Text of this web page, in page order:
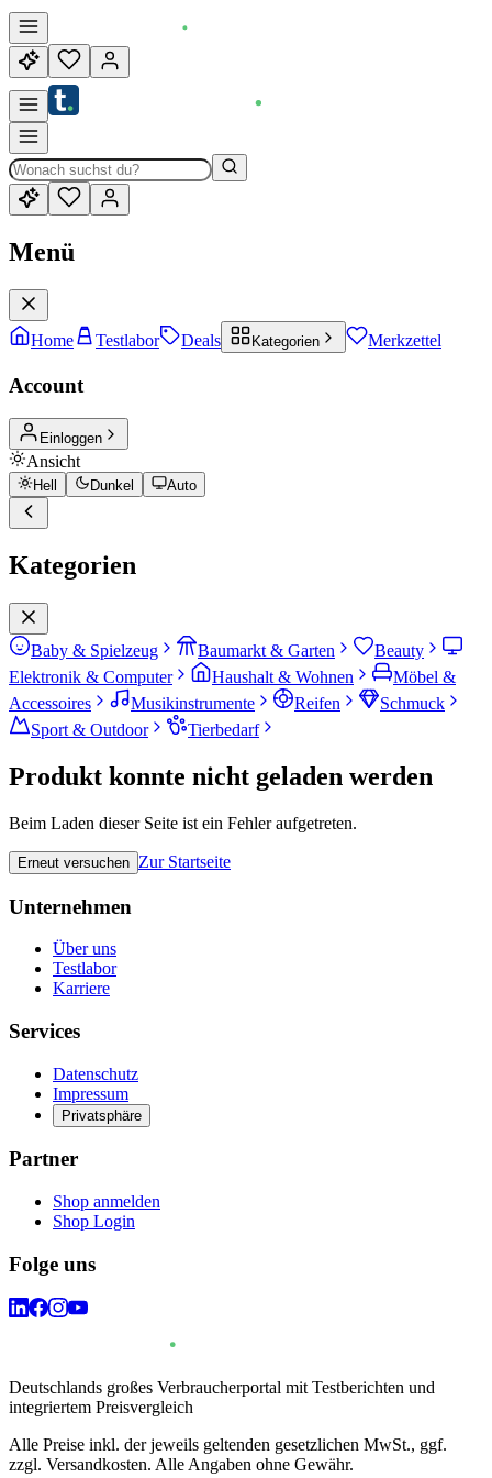
Menü
Home Testlabor Deals Kategorien Merkzettel
Account
Einloggen
Ansicht
Hell Dunkel Auto
Kategorien
Baby & Spielzeug Baumarkt & Garten
Beauty
Elektronik & Computer
Haushalt & Wohnen
Möbel &
Accessoires
Musikinstrumente Reifen
Schmuck
Sport & Outdoor
Tierbedarf
Produkt konnte nicht geladen werden
Beim Laden dieser Seite ist ein Fehler aufgetreten.
Erneut versuchen Zur Startseite
Unternehmen
Über uns
Testlabor
Karriere
Services
Datenschutz
Impressum
Privatsphäre
Partner
Shop anmelden
Shop Login
Folge uns
Deutschlands großes Verbraucherportal mit Testberichten und
integriertem Preisvergleich
Alle Preise inkl. der jeweils geltenden gesetzlichen MwSt., ggf.
zzgl. Versandkosten. Alle Angaben ohne Gewähr.